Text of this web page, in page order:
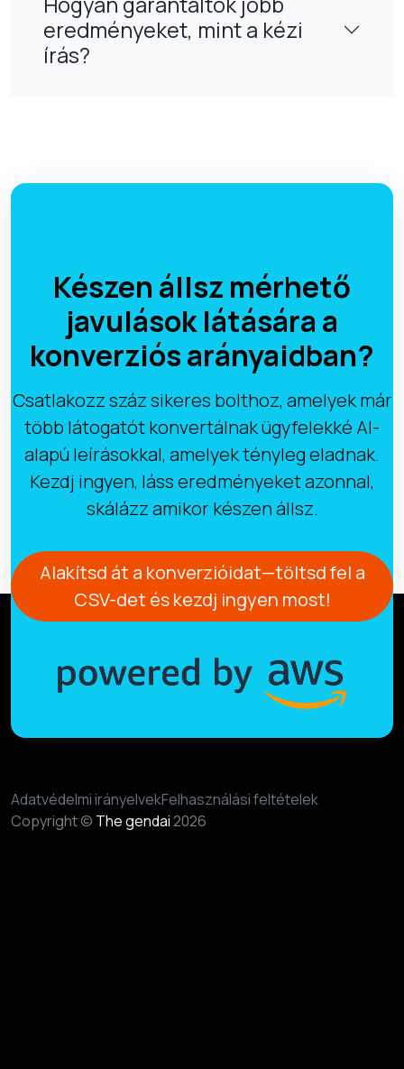
eredményeket, mint a kézi
írás?
Készen állsz mérhető
javulások látására a
konverziós arányaidban?
Csatlakozz száz sikeres bolthoz, amelyek már
több látogatót konvertálnak ügyfelekké AI-
alapú leírásokkal, amelyek tényleg eladnak.
Kezdj ingyen, láss eredményeket azonnal,
skálázz amikor készen állsz.
Alakítsd át a konverzióidat—töltsd fel a
CSV-det és kezdj ingyen most!
Adatvédelmi irányelvekFelhasználási feltételek
Copyright © The gendai2026